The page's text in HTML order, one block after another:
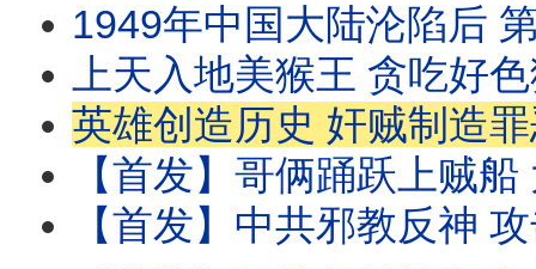
1949年中国大陆沦陷后 第一任北大校长汤用彤被废了武功 不说 还殃及后代 皆因一念之差 好
上天入地美猴王 贪吃好色猪八戒 这是中国人对这俩艺术人物的印象 生活中真实的
英雄创造历史 奸贼制造罪恶 抗战胜利后 面对120万共军 4年内
【首发】哥俩踊跃上贼船 大哥瞿秋白36岁被枪决 四弟瞿景白更惨 23岁就
【首发】中共邪教反神 攻击基督教从100年前就开始了 那时它刚建党 就在俄爹指导下 组织